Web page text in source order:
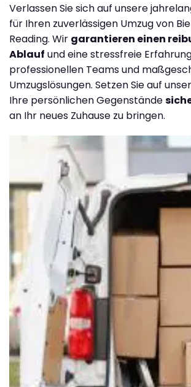
Verlassen Sie sich auf unsere
für Ihren zuverlässigen Umzug von
Reading. Wir garantieren einen
Ablauf und eine stressfreie
professionellen Teams und
Umzugslösungen. Setzen Sie auf
Ihre persönlichen Gegenstände
an Ihr neues Zuhause zu bringen.